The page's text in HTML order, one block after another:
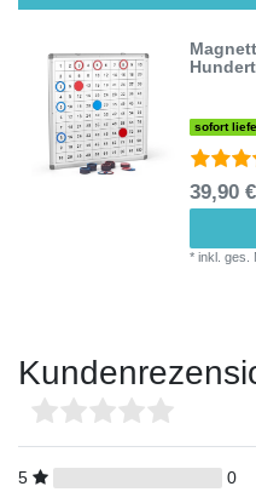
sofort
39,90
*inkl. ges.
5
0